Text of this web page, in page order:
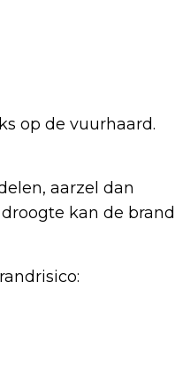
op de vuurhaard.
aarzel dan
kan de brand